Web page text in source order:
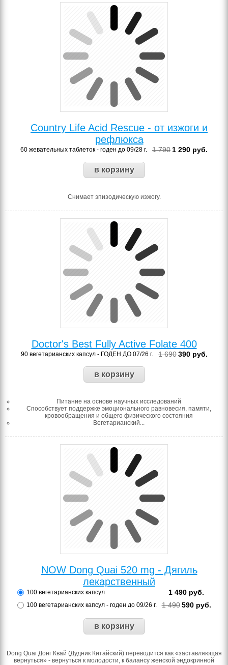
Country Life Acid Rescue - от изжоги и
рефлюкса
60 жевательных таблеток - годен до 09/28 г. 1 790 1 290 руб.
Снимает эпизодическую изжогу.
Doctor's Best Fully Active Folate 400
90 вегетарианских капсул - ГОДЕН ДО 07/26 г. 1 690 390 руб.
Питание на основе научных исследований
Способствует поддержке эмоционального равновесия, памяти,
кровообращения и общего физического состояния
Вегетарианский...
NOW Dong Quai 520 mg - Дягиль
лекарственный
100 вегетарианских капсул 1 490 руб.
100 вегетарианских капсул - годен до 09/26 г. 1 490 590 руб.
Dong Quai Донг Квай (Дудник Китайский) переводится как «заставляющая
вернуться» - вернуться к молодости, к балансу женской эндокринной